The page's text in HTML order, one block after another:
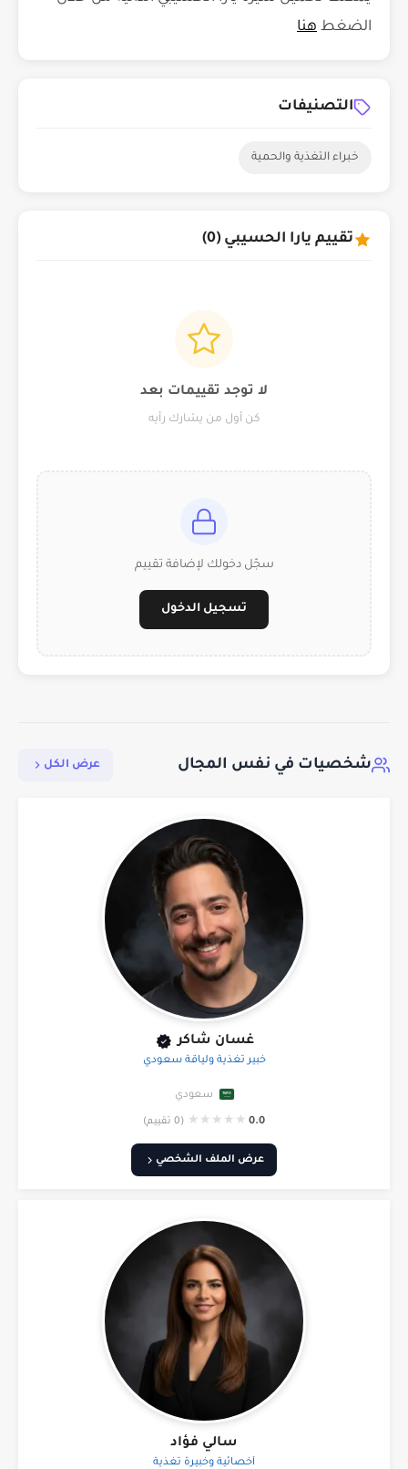
الضغط هنا
التصنيفات
خبراء التغذية والحمية
تقييم يارا الحسيبي (0)
لا توجد تقييمات بعد
كن أول من يشارك رأيه
سجّل دخولك لإضافة تقييم
تسجيل الدخول
شخصيات في نفس المجال عرض الكل
غسان شاكر
خبير تغذية ولياقة سعودي
سعودي
0.0
★
★
★
★
★ (0 تقييم)
عرض الملف الشخصي
سالي فؤاد
أخصائية وخبيرة تغذية